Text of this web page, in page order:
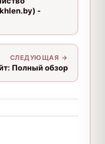
-
СЛЕДУЮЩАЯ →
Полный обзор